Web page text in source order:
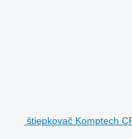
štiepkovač Komptech